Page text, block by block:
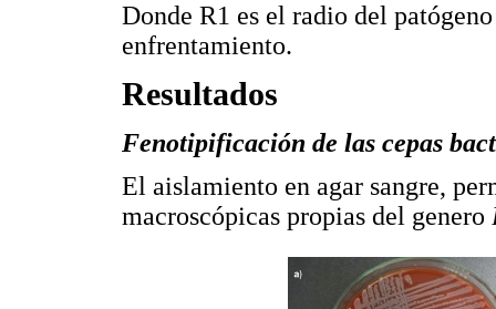
Donde R1 es el radio del
enfrentamiento.
Resultados
Fenotipificación de las cepas
El aislamiento en agar sangre,
macroscópicas propias del genero